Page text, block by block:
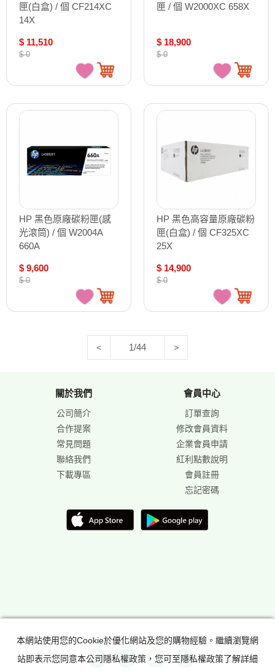
匣(白盒) / 個 CF214XC
14X
$ 11,510
$ 0
匣 / 個 W2000XC 658X
$ 18,900
$ 0
HP 黑色原廠碳粉匣(感
光滾筒) / 個 W2004A
660A
$ 9,600
$ 0
HP 黑色高容量原廠碳粉
匣(白盒) / 個 CF325XC
25X
$ 14,900
$ 0
< 1/44 >
關於我們
公司簡介
合作提案
常見問題
聯絡我們
下載專區
會員中心
訂單查詢
修改會員資料
企業會員申請
紅利點數說明
會員註冊
忘記密碼
本網站使用您的Cookie於優化網站及您的購物經驗。繼續瀏覽網
站即表示您同意本公司隱私權政策，您可至隱私權政策了解詳細